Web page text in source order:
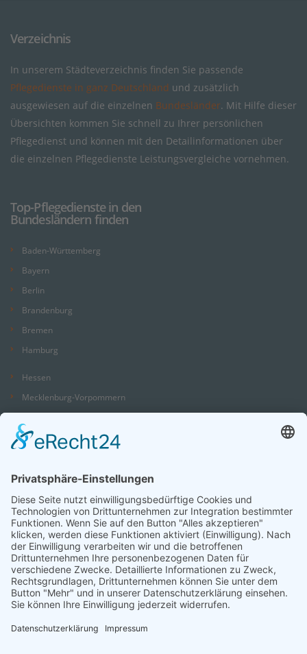
Verzeichnis
In unserem Städteverzeichnis finden Sie passende
Pflegedienste in ganz Deutschland und zusätzlich
ausgewiesen auf die einzelnen Bundesländer. Mit Hilfe dieser
Übersichten kommen Sie schnell zu Ihrer persönlichen
Pflegedienst und können mit den Detailinformationen über
die einzelnen Pflegedienste Leistungsvergleiche vornehmen.
Top-Pflegedienste in den
Bundesländern finden
Baden-Württemberg
Bayern
Berlin
Brandenburg
Bremen
Hamburg
Hessen
Mecklenburg-Vorpommern
Nordrhein-Westfalen
Saarland
Sachsen
Sachsen-Anhalt
Schleswig-Holstein
Thüringen